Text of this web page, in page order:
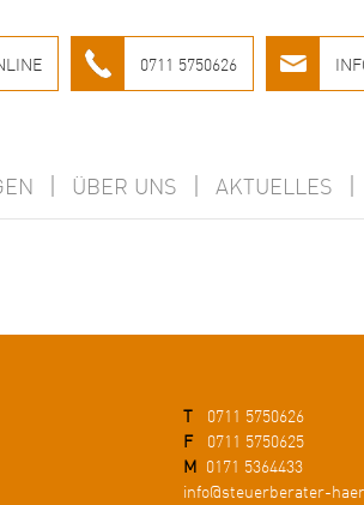
0711 5750626
ÜBER UNS AKTUELLES
T 0711 5750626
F 0711 5750625
M 0171 5364433
info@steuerberater-